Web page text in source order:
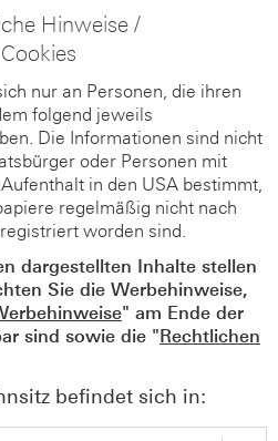
Hinweise /
Cookies
nur an Personen, die ihren
folgend jeweils
Die Informationen sind nicht
oder Personen mit
in den USA bestimmt,
regelmäßig nicht nach
worden sind.
dargestellten Inhalte stellen
Sie die Werbehinweise,
" am Ende der
sind sowie die "Rechtlichen
befindet sich in: